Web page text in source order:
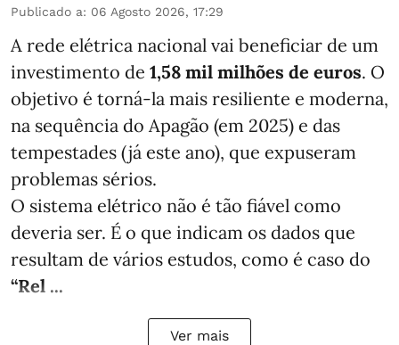
Publicado a: 06 Agosto 2026, 17:29
A rede elétrica nacional vai beneficiar de um
investimento de 1,58 mil milhões de euros. O
objetivo é torná-la mais resiliente e moderna,
na sequência do Apagão (em 2025) e das
tempestades (já este ano), que expuseram
problemas sérios.
O sistema elétrico não é tão fiável como
deveria ser. É o que indicam os dados que
resultam de vários estudos, como é caso do
“Rel ...
Ver mais